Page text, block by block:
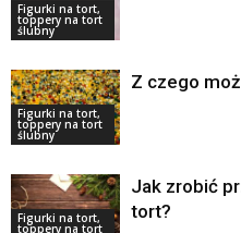
Figurki na tort,
toppery na tort
ślubny
Figurki na tort,
toppery na tort
ślubny
Z czego
Figurki na tort,
toppery na tort
Jak zrobić
tort?